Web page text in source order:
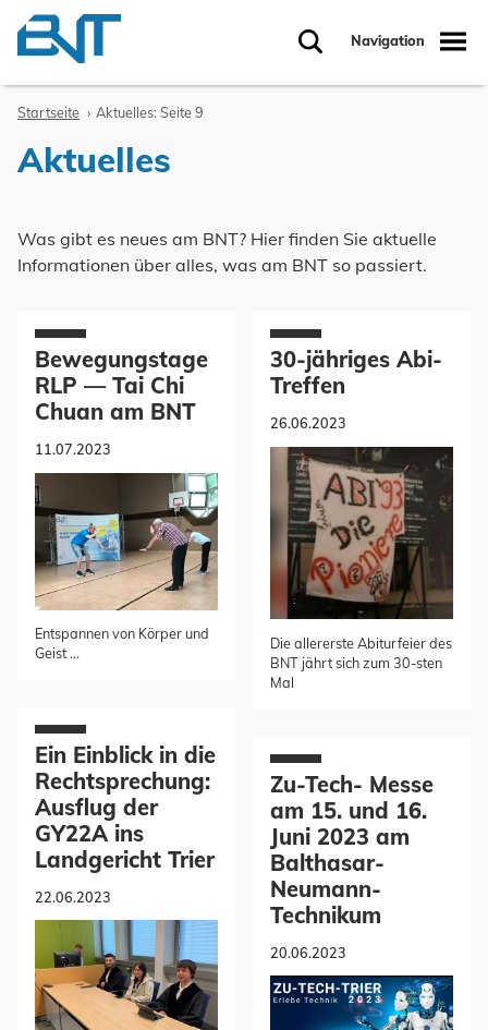
Zum Inhalt springen Navigation
Startseite Aktuelles: Seite 9
Aktuelles
Was gibt es neues am BNT? Hier finden Sie aktuelle
Informationen über alles, was am BNT so passiert.
Bewegungstage
RLP — Tai Chi
Chuan am BNT
11.07.2023
Entspannen von Körper und
Geist ...
30-jähriges Abi-
Treffen
26.06.2023
Die allererste Abiturfeier des
BNT jährt sich zum 30-sten
Mal
Ein Einblick in die
Rechtsprechung:
Ausflug der
GY22A ins
Landgericht Trier
22.06.2023
Zu-Tech- Messe
am 15. und 16.
Juni 2023 am
Balthasar-
Neumann-
Technikum
20.06.2023